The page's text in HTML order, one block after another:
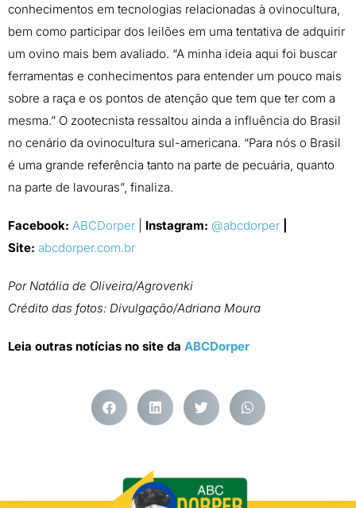
conhecimentos em tecnologias relacionadas à ovinocultura,
bem como participar dos leilões em uma tentativa de adquirir
um ovino mais bem avaliado. “A minha ideia aqui foi buscar
ferramentas e conhecimentos para entender um pouco mais
sobre a raça e os pontos de atenção que tem que ter com a
mesma.” O zootecnista ressaltou ainda a influência do Brasil
no cenário da ovinocultura sul-americana. “Para nós o Brasil
é uma grande referência tanto na parte de pecuária, quanto
na parte de lavouras”, finaliza.
Facebook: ABCDorper Instagram: @abcdorper
Site: abcdorper.com.br
Por Natália de Oliveira/Agrovenki
Crédito das fotos: Divulgação/Adriana Moura
Leia outras notícias no site da ABCDorper